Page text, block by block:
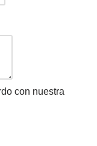
con nuestra